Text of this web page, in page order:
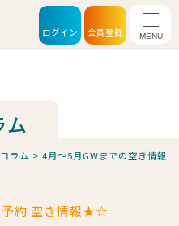
ログイン 会員登録 メニ
ム
コラム > 4月～5月GWまでの空き情報
約 空き情報★☆